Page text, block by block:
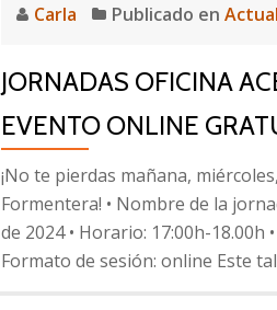
Carla Publicado en
JORNADAS OFICINA
EVENTO ONLINE
¡No te pierdas mañana,
Formentera! • Nombre de la
de 2024 • Horario: 17:00h-
Formato de sesión: online Este